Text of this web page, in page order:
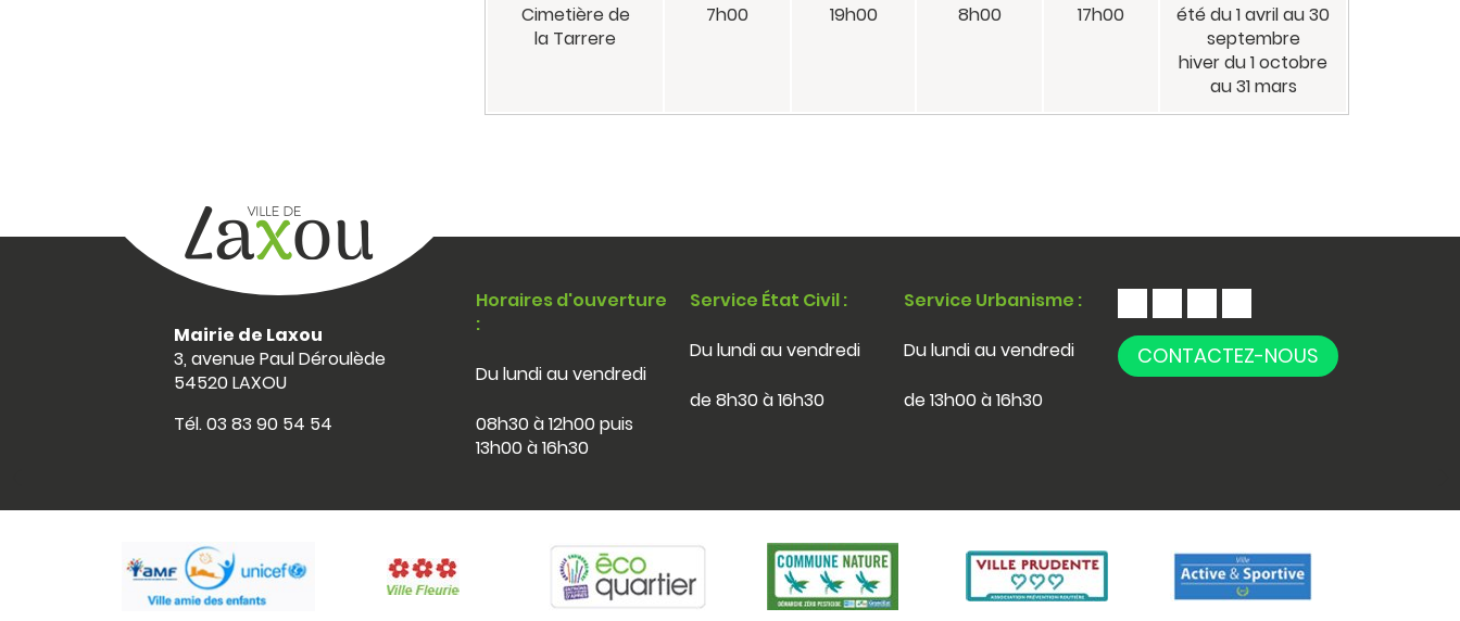
Cimetière de
la Tarrere
7h00 19h00 8h00 17h00
été du 1 avril au 30
septembre
hiver du 1 octobre
au 31 mars
Mairie de Laxou
3, avenue Paul Déroulède
54520 LAXOU
Tél.03 83 90 54 54
Horaires d'ouverture
:
Du lundi au vendredi
08h30 à 12h00 puis
13h00 à 16h30
Service État Civil :
Du lundi au vendredi
de 8h30 à 16h30
Service Urbanisme :
Du lundi au vendredi
de 13h00 à 16h30
CONTACTEZ-NOUS